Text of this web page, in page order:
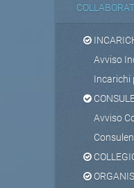
Avviso
Incarichi
Avviso